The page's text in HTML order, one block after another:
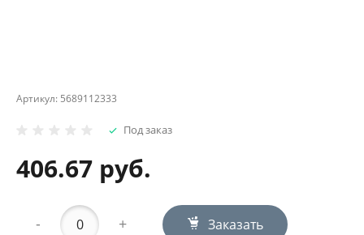
Артикул: 5689112333
Под заказ
406.67 руб.
- + Заказать